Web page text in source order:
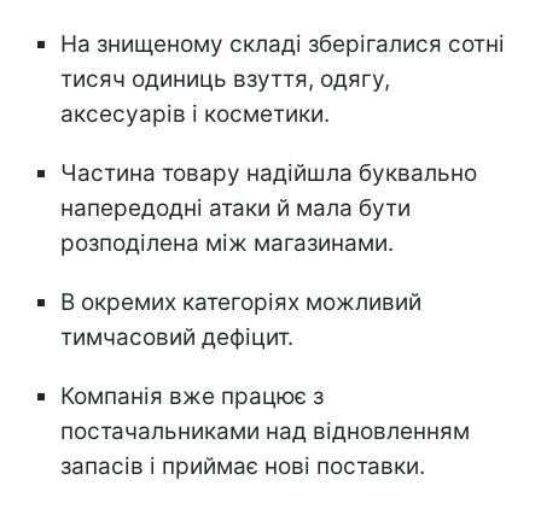
На знищеному складі зберігалися сотні
тисяч одиниць взуття, одягу,
аксесуарів і косметики.
Частина товару надійшла буквально
напередодні атаки й мала бути
розподілена між магазинами.
В окремих категоріях можливий
тимчасовий дефіцит.
Компанія вже працює з
постачальниками над відновленням
запасів і приймає нові поставки.